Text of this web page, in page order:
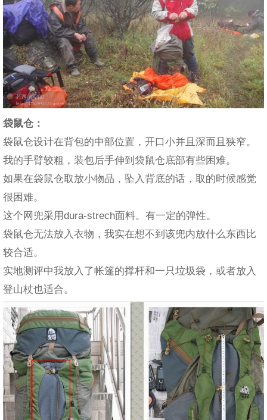
袋鼠仓：
袋鼠仓设计在背包的中部位置，开口小并且深而且狭窄。
我的手臂较粗，装包后手伸到袋鼠仓底部有些困难。
如果在袋鼠仓取放小物品，坠入背底的话，取的时候感觉
很困难。
这个网兜采用dura-strech面料。有一定的弹性。
袋鼠仓无法放入衣物，我实在想不到该兜内放什么东西比
较合适。
实地测评中我放入了帐篷的撑杆和一只垃圾袋，或者放入
登山杖也适合。